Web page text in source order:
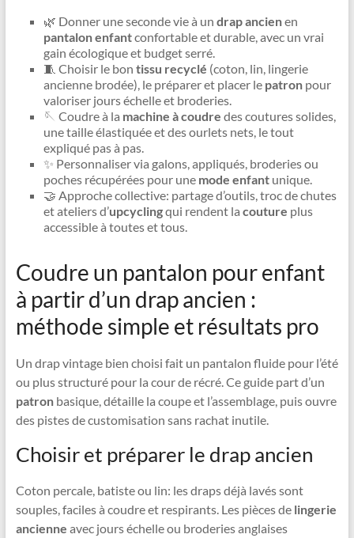
🌿 Donner une seconde vie à un drap ancienen
pantalon enfantconfortable et durable, avec un vrai
gain écologique et budget serré.
🧵 Choisir le bon tissu recyclé (coton, lin, lingerie
ancienne brodée), le préparer et placer le patronpour
valoriser jours échelle et broderies.
🪡 Coudre à la machine à coudre des coutures solides,
une taille élastiquée et des ourlets nets, le tout
expliqué pas à pas.
✨ Personnaliser via galons, appliqués, broderies ou
poches récupérées pour une mode enfantunique.
🤝 Approche collective: partage d’outils, troc de chutes
et ateliers d’upcyclingqui rendent la couture plus
accessible à toutes et tous.
Coudre un pantalon pour enfant
à partir d’un drap ancien :
méthode simple et résultats pro
Un drap vintage bien choisi fait un pantalon fluide pour l’été
ou plus structuré pour la cour de récré. Ce guide part d’un
patronbasique, détaille la coupe et l’assemblage, puis ouvre
des pistes de customisation sans rachat inutile.
Choisir et préparer le drap ancien
Coton percale, batiste ou lin: les draps déjà lavés sont
souples, faciles à coudre et respirants. Les pièces de lingerie
ancienne avec jours échelle ou broderies anglaises